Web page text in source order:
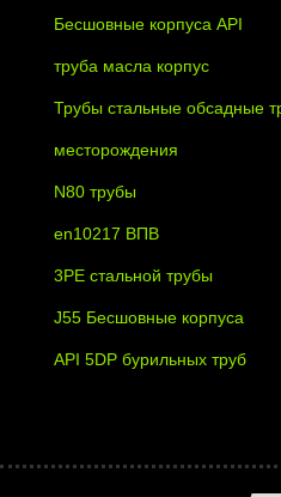
Бесшовные корпуса API
труба масла корпус
Трубы стальные обсадные
месторождения
N80 трубы
en10217 ВПВ
3PE стальной трубы
J55 Бесшовные корпуса
API 5DP бурильных труб